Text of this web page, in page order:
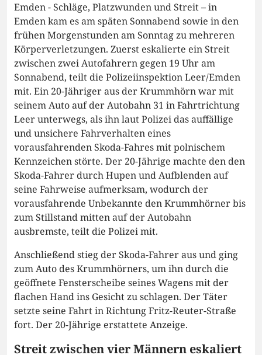
Emden - Schläge, Platzwunden und Streit – in
Emden kam es am späten Sonnabend sowie in den
frühen Morgenstunden am Sonntag zu mehreren
Körperverletzungen. Zuerst eskalierte ein Streit
zwischen zwei Autofahrern gegen 19 Uhr am
Sonnabend, teilt die Polizeiinspektion Leer/Emden
mit. Ein 20-Jähriger aus der Krummhörn war mit
seinem Auto auf der Autobahn 31 in Fahrtrichtung
Leer unterwegs, als ihn laut Polizei das auffällige
und unsichere Fahrverhalten eines
vorausfahrenden Skoda-Fahres mit polnischem
Kennzeichen störte. Der 20-Jährige machte den den
Skoda-Fahrer durch Hupen und Aufblenden auf
seine Fahrweise aufmerksam, wodurch der
vorausfahrende Unbekannte den Krummhörner bis
zum Stillstand mitten auf der Autobahn
ausbremste, teilt die Polizei mit.
Anschließend stieg der Skoda-Fahrer aus und ging
zum Auto des Krummhörners, um ihn durch die
geöffnete Fensterscheibe seines Wagens mit der
flachen Hand ins Gesicht zu schlagen. Der Täter
setzte seine Fahrt in Richtung Fritz-Reuter-Straße
fort. Der 20-Jährige erstattete Anzeige.
Streit zwischen vier Männern eskaliert